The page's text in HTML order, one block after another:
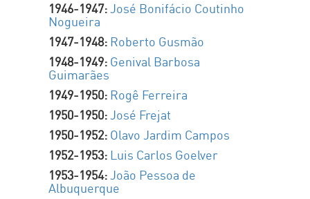
1946-1947:José Bonifácio Coutinho
Nogueira
1947-1948: Roberto Gusmão
1948-1949: Genival Barbosa
Guimarães
1949-1950: Rogê Ferreira
1950-1950:José Frejat
1950-1952: Olavo Jardim Campos
1952-1953: Luis Carlos Goelver
1953-1954:João Pessoa de
Albuquerque